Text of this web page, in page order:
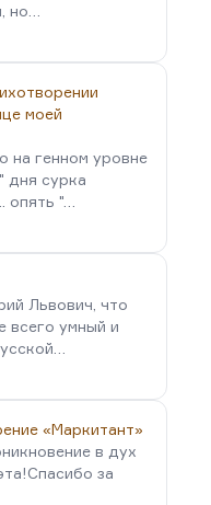
но…
моей
на генном уровне
дня сурка
опять "…
Львович, что
всего умный и
«Маркитант»
в дух
за